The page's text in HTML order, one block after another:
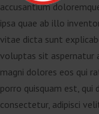
accusantium
ipsa quae ab illo
vitae dicta sunt
voluptas sit aspernatur
magni dolores eos qui
porro quisquam est,
consectetur, adipisci